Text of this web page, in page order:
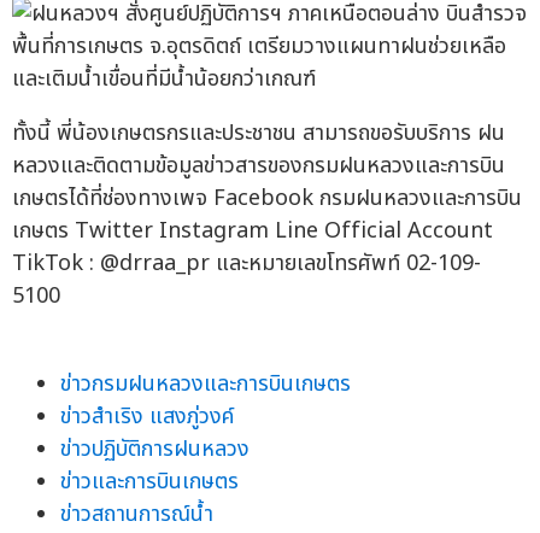
ทั้งนี้ พี่น้องเกษตรกรและประชาชน สามารถขอรับบริการ ฝน
หลวงและติดตามข้อมูลข่าวสารของกรมฝนหลวงและการบิน
เกษตรได้ที่ช่องทางเพจ Facebook กรมฝนหลวงและการบิน
เกษตร Twitter Instagram Line Official Account
TikTok : @drraa_pr และหมายเลขโทรศัพท์ 02-109-
5100
ข่าวกรมฝนหลวงและการบินเกษตร
ข่าวสำเริง แสงภู่วงค์
ข่าวปฏิบัติการฝนหลวง
ข่าวและการบินเกษตร
ข่าวสถานการณ์น้ำ